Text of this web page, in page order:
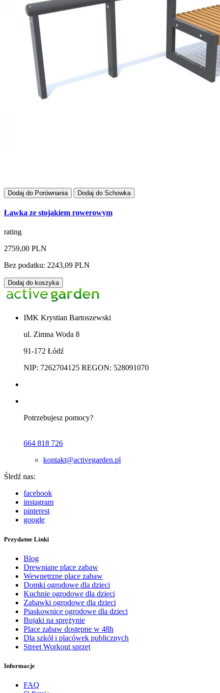
Dodaj do Porównania Dodaj do Schowka
Ławka ze stojakiem rowerowym
rating
2759,00 PLN
Bez podatku: 2243,09 PLN
Dodaj do koszyka
IMK Krystian Bartoszewski
ul. Zimna Woda 8
91-172 Łódź
NIP: 7262704125 REGON: 528091070
Potrzebujesz pomocy?
664 818 726
kontakt@activegarden.pl
Śledź nas:
facebook
instagram
pinterest
google
Przydatne Linki
Blog
Drewniane place zabaw
Wewnętrzne place zabaw
Domki ogrodowe dla dzieci
Kuchnie ogrodowe dla dzieci
Zabawki ogrodowe dla dzieci
Piaskownice ogrodowe dla dzieci
Bujaki na sprężynie
Place zabaw dostępne w 48h
Dla szkół i placówek publicznych
Street Workout sprzęt
Informacje
FAQ